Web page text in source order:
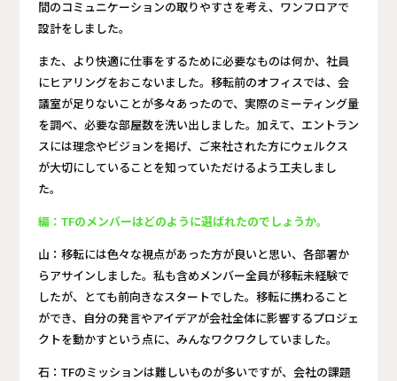
間のコミュニケーションの取りやすさを考え、ワンフロアで
設計をしました。
また、より快適に仕事をするために必要なものは何か、社員
にヒアリングをおこないました。移転前のオフィスでは、会
議室が足りないことが多々あったので、実際のミーティング量
を調べ、必要な部屋数を洗い出しました。加えて、エントラン
スには理念やビジョンを掲げ、ご来社された方にウェルクス
が大切にしていることを知っていただけるよう工夫しまし
た。
編：TFのメンバーはどのように選ばれたのでしょうか。
山：移転には色々な視点があった方が良いと思い、各部署か
らアサインしました。私も含めメンバー全員が移転未経験で
したが、とても前向きなスタートでした。移転に携わること
ができ、自分の発言やアイデアが会社全体に影響するプロジェ
クトを動かすという点に、みんなワクワクしていました。
石：TFのミッションは難しいものが多いですが、会社の課題